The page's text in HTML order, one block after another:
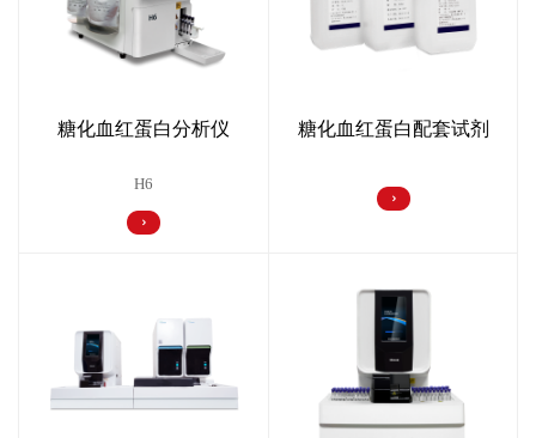
糖化血红蛋白分析仪
H6
糖化血红蛋白配套试剂